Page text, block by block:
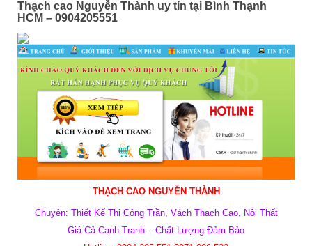
Thạch cao Nguyễn Thành uy tín tại Bình Thạnh
HCM – 0904205551
THẠCH CAO NGUYỄN THÀNH
Chuyên: Thiết Kế Thi Công Trần, Vách Thạch Cao, Nội Thất
Giá Cả Cạnh Tranh – Chất Lượng Đảm Bảo